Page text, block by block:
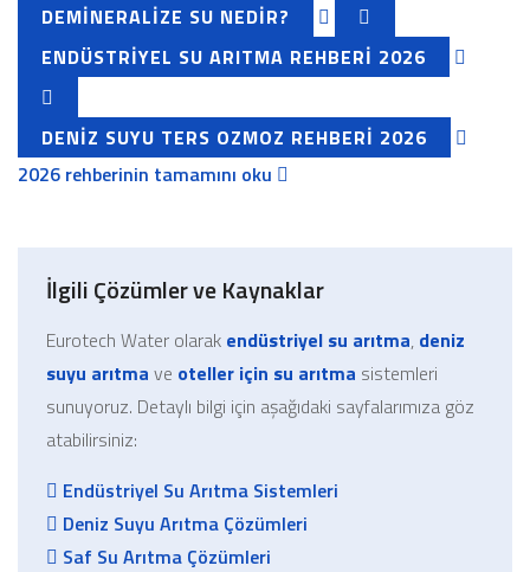
DEMINERALIZE SU NEDIR?
ENDÜSTRIYEL SU ARITMA REHBERI 2026
DENIZ SUYU TERS OZMOZ REHBERI 2026
2026 rehberinin tamamını oku
İlgili Çözümler ve Kaynaklar
Eurotech Water olarak endüstriyel su arıtma, deniz
suyu arıtma ve oteller için su arıtma sistemleri
sunuyoruz. Detaylı bilgi için aşağıdaki sayfalarımıza göz
atabilirsiniz:
Endüstriyel Su Arıtma Sistemleri
Deniz Suyu Arıtma Çözümleri
Saf Su Arıtma Çözümleri